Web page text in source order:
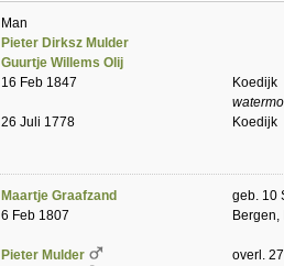
Man
Pieter Dirksz Mulder
Guurtje Willems Olij
16 Feb 1847
Koedijk
26 Juli 1778 Koedijk
Maartje Graafzand
geb. 10
6 Feb 1807
Pieter Mulder
overl.